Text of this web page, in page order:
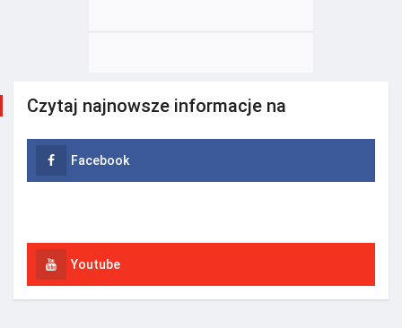
Czytaj najnowsze informacje na
Facebook
Youtube